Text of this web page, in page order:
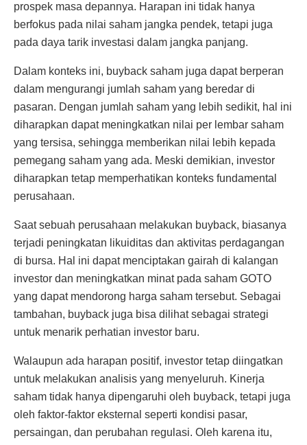
prospek masa depannya. Harapan ini tidak hanya
berfokus pada nilai saham jangka pendek, tetapi juga
pada daya tarik investasi dalam jangka panjang.
Dalam konteks ini, buyback saham juga dapat berperan
dalam mengurangi jumlah saham yang beredar di
pasaran. Dengan jumlah saham yang lebih sedikit, hal ini
diharapkan dapat meningkatkan nilai per lembar saham
yang tersisa, sehingga memberikan nilai lebih kepada
pemegang saham yang ada. Meski demikian, investor
diharapkan tetap memperhatikan konteks fundamental
perusahaan.
Saat sebuah perusahaan melakukan buyback, biasanya
terjadi peningkatan likuiditas dan aktivitas perdagangan
di bursa. Hal ini dapat menciptakan gairah di kalangan
investor dan meningkatkan minat pada saham GOTO
yang dapat mendorong harga saham tersebut. Sebagai
tambahan, buyback juga bisa dilihat sebagai strategi
untuk menarik perhatian investor baru.
Walaupun ada harapan positif, investor tetap diingatkan
untuk melakukan analisis yang menyeluruh. Kinerja
saham tidak hanya dipengaruhi oleh buyback, tetapi juga
oleh faktor-faktor eksternal seperti kondisi pasar,
persaingan, dan perubahan regulasi. Oleh karena itu,